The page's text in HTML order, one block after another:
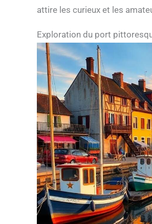
attire les curieux et les
Exploration du port